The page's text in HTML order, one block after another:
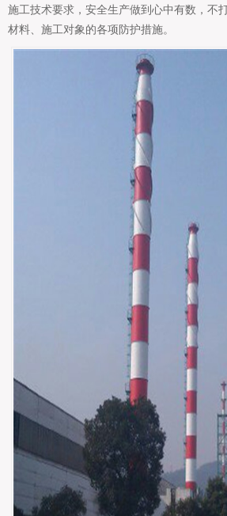
施工技术要求，安全生产做到心中有数，不
材料、施工对象的各项防护措施。